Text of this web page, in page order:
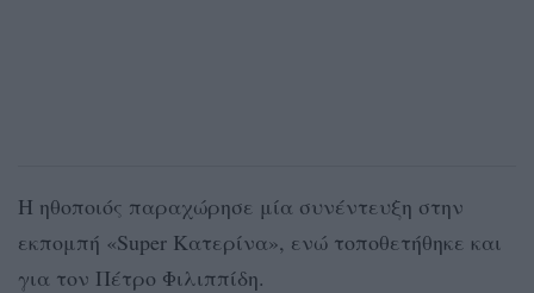
Η ηθοποιός παραχώρησε μία συνέντευξη στην
εκπομπή «Super Κατερίνα», ενώ τοποθετήθηκε και
για τον Πέτρο Φιλιππίδη.